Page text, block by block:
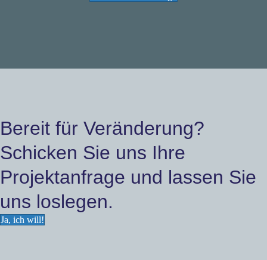
Bereit für Veränderung?
Schicken Sie uns Ihre
Projektanfrage und lassen Sie
uns loslegen.
Ja, ich will!